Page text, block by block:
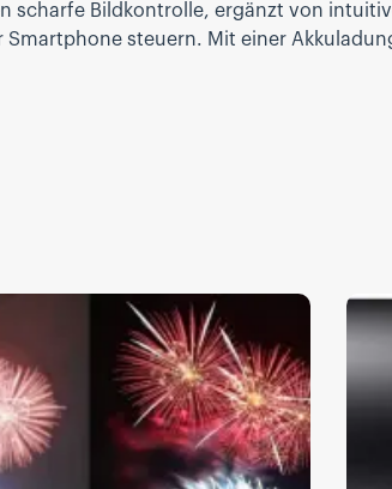
scharfe Bildkontrolle, ergänzt von
steuern. Mit einer